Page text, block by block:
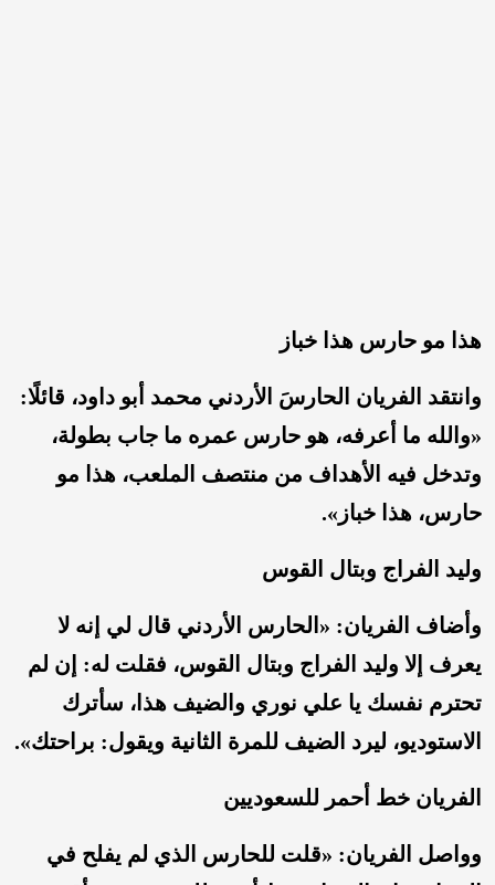
هذا مو حارس هذا خباز
وانتقد الفريان الحارسَ الأردني محمد أبو داود، قائلًا:
«والله ما أعرفه، هو حارس عمره ما جاب بطولة،
وتدخل فيه الأهداف من منتصف الملعب، هذا مو
حارس، هذا خباز».
وليد الفراج وبتال القوس
وأضاف الفريان: «الحارس الأردني قال لي إنه لا
يعرف إلا وليد الفراج وبتال القوس، فقلت له: إن لم
تحترم نفسك يا علي نوري والضيف هذا، سأترك
الاستوديو، ليرد الضيف للمرة الثانية ويقول: براحتك».
الفريان خط أحمر للسعوديين
وواصل الفريان: «قلت للحارس الذي لم يفلح في